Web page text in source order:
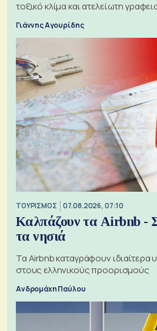
τοξικό κλίμα και ατελείωτη
Γιάννης Αγουρίδης
ΤΟΥΡΙΣΜΟΣ 07.08.2026, 07:10
Καλπάζουν τα Airbnb -
τα νησιά
Τα Airbnb καταγράφουν ιδιαίτερα
στους ελληνικούς προορισμούς
Ανδρομάχη Παύλου